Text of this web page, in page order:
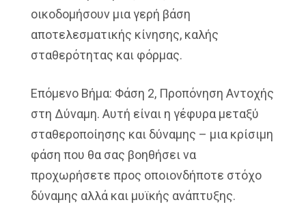
οικοδομήσουν μια γερή βάση
αποτελεσματικής κίνησης, καλής
σταθερότητας και φόρμας.
Επόμενο Βήμα: Φάση 2, Προπόνηση Αντοχής
στη Δύναμη. Αυτή είναι η γέφυρα μεταξύ
σταθεροποίησης και δύναμης – μια κρίσιμη
φάση που θα σας βοηθήσει να
προχωρήσετε προς οποιονδήποτε στόχο
δύναμης αλλά και μυϊκής ανάπτυξης.